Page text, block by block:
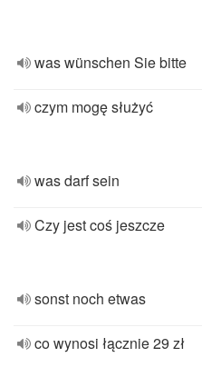
was wünschen Sie bitte
czym mogę służyć
was darf sein
Czy jest coś jeszcze
sonst noch etwas
co wynosi łącznie 29 zł